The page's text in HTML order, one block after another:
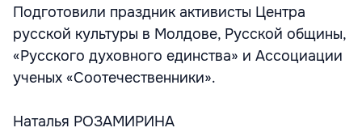
Подготовили праздник активисты Центра
русской культуры в Молдове, Русской общины,
«Русского духовного единства» и Ассоциации
ученых «Соотечественники».
Наталья РОЗАМИРИНА